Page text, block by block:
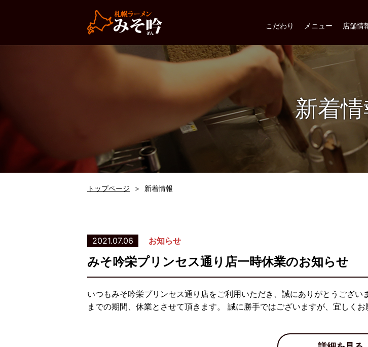
こだわり メニュー 店舗情
新着情
トップページ 新着情報
2021.07.06 お知らせ
みそ吟栄プリンセス通り店一時休業のお知らせ
いつもみそ吟栄プリンセス通り店をご利用いただき、誠にありがとうござい
までの期間、休業とさせて頂きます。 誠に勝手ではございますが、宜しく